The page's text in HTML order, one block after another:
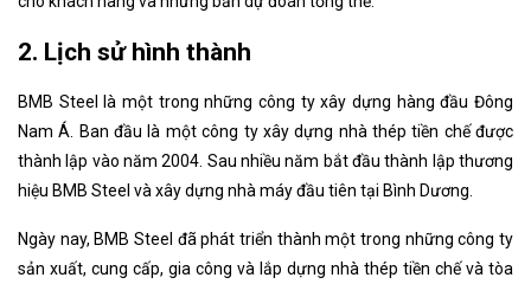
2. Lịch sử hình thành
BMB Steel là một trong những công ty xây dựng hàng đầu Đông
Nam Á. Ban đầu là một công ty xây dựng nhà thép tiền chế được
thành lập vào năm 2004. Sau nhiều năm bắt đầu thành lập thương
hiệu BMB Steel và xây dựng nhà máy đầu tiên tại Bình Dương.
Ngày nay, BMB Steel đã phát triển thành một trong những công ty
sản xuất, cung cấp, gia công và lắp dựng nhà thép tiền chế và tòa